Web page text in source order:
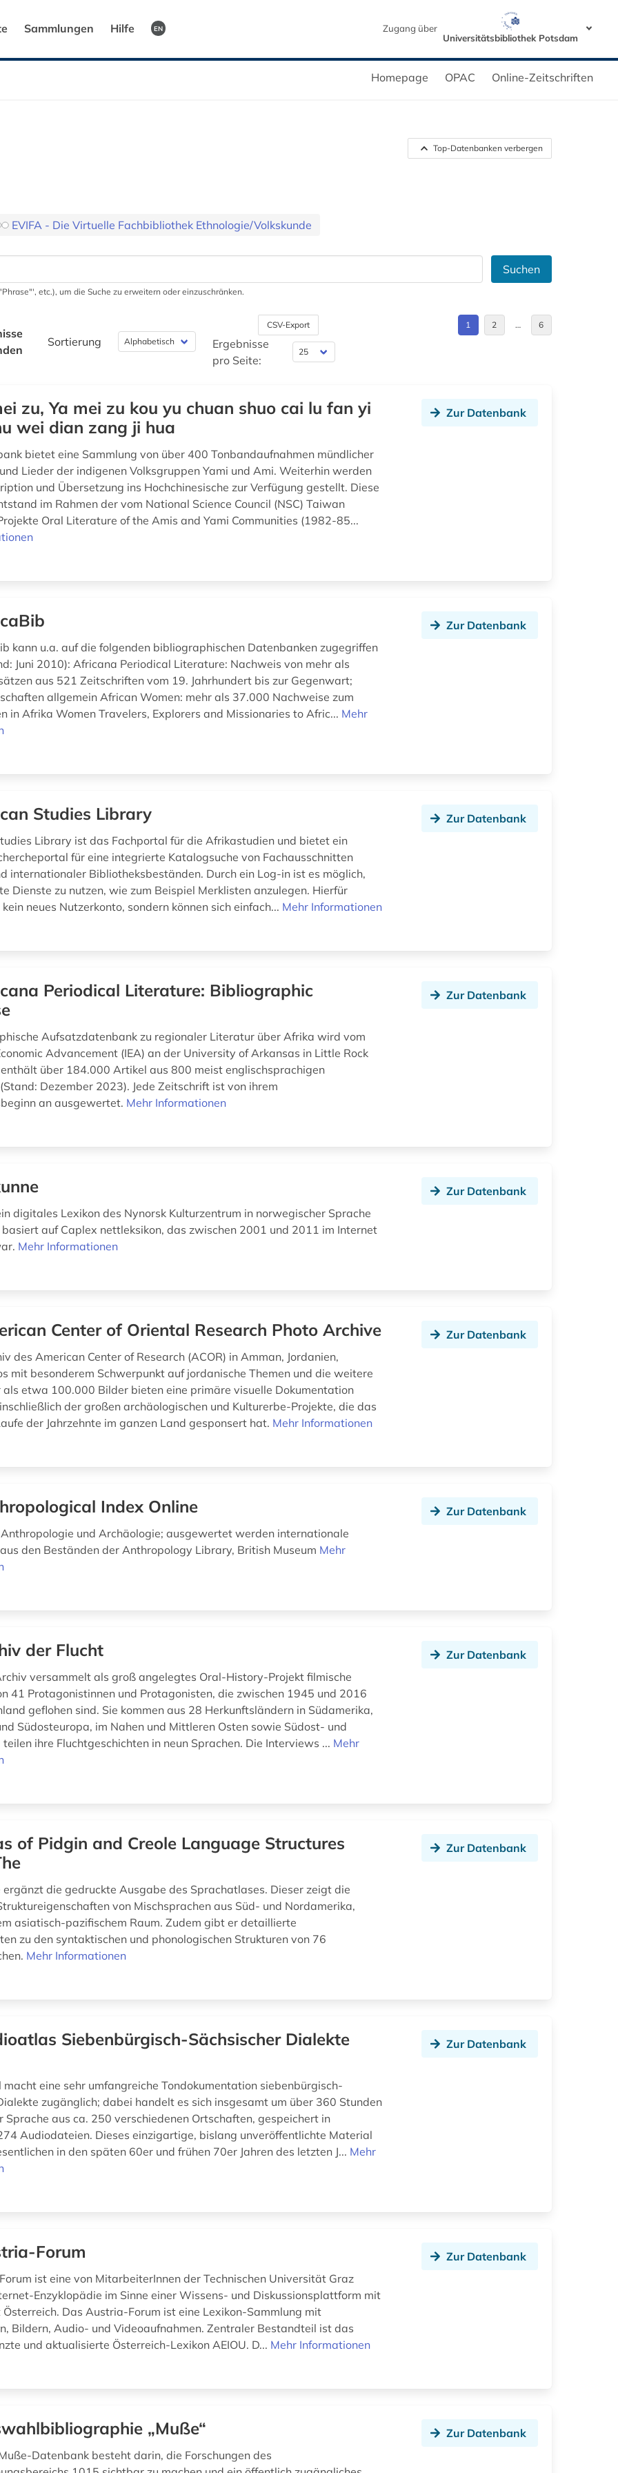
Sammlungen Hilfe EN
Zugang über
Universitätsbibliothek Potsdam
Homepage OPAC Online-Zeitschriften
Top-Datenbanken verbergen
EVIFA - Die Virtuelle Fachbibliothek Ethnologie/Volkskunde
Suchen
etc.), um die Suche zu erweitern oder einzuschränken.
Sortierung
CSV-Export
Ergebnisse
pro Seite:
1 2 … 6
zu, Ya mei zu kou yu chuan shuo cai lu fan yi
wei dian zang ji hua
bietet eine Sammlung von über 400 Tonbandaufnahmen mündlicher
Lieder der indigenen Volksgruppen Yami und Ami. Weiterhin werden
und Übersetzung ins Hochchinesische zur Verfügung gestellt. Diese
im Rahmen der vom National Science Council (NSC) Taiwan
Oral Literature of the Amis and Yami Communities (1982-85...
Zur Datenbank
kann u.a. auf die folgenden bibliographischen Datenbanken zugegriffen
Juni 2010): Africana Periodical Literature: Nachweis von mehr als
aus 521 Zeitschriften vom 19. Jahrhundert bis zur Gegenwart;
allgemein African Women: mehr als 37.000 Nachweise zum
in Afrika Women Travelers, Explorers and Missionaries to Afric... Mehr
Zur Datenbank
Studies Library
Library ist das Fachportal für die Afrikastudien und bietet ein
für eine integrierte Katalogsuche von Fachausschnitten
internationaler Bibliotheksbeständen. Durch ein Log-in ist es möglich,
Dienste zu nutzen, wie zum Beispiel Merklisten anzulegen. Hierfür
neues Nutzerkonto, sondern können sich einfach... Mehr Informationen
Zur Datenbank
Periodical Literature: Bibliographic
Aufsatzdatenbank zu regionaler Literatur über Afrika wird vom
Advancement (IEA) an der University of Arkansas in Little Rock
über 184.000 Artikel aus 800 meist englischsprachigen
Dezember 2023). Jede Zeitschrift ist von ihrem
an ausgewertet. Mehr Informationen
Zur Datenbank
digitales Lexikon des Nynorsk Kulturzentrum in norwegischer Sprache
basiert auf Caplex nettleksikon, das zwischen 2001 und 2011 im Internet
Mehr Informationen
Zur Datenbank
Center of Oriental Research Photo Archive
des American Center of Research (ACOR) in Amman, Jordanien,
mit besonderem Schwerpunkt auf jordanische Themen und die weitere
als etwa 100.000 Bilder bieten eine primäre visuelle Dokumentation
der großen archäologischen und Kulturerbe-Projekte, die das
der Jahrzehnte im ganzen Land gesponsert hat. Mehr Informationen
Zur Datenbank
Index Online
und Archäologie; ausgewertet werden internationale
den Beständen der Anthropology Library, British Museum Mehr
Zur Datenbank
der Flucht
versammelt als groß angelegtes Oral-History-Projekt filmische
41 Protagonistinnen und Protagonisten, die zwischen 1945 und 2016
geflohen sind. Sie kommen aus 28 Herkunftsländern in Südamerika,
Südosteuropa, im Nahen und Mittleren Osten sowie Südost- und
ihre Fluchtgeschichten in neun Sprachen. Die Interviews ... Mehr
Zur Datenbank
of Pidgin and Creole Language Structures
ergänzt die gedruckte Ausgabe des Sprachatlases. Dieser zeigt die
von Mischsprachen aus Süd- und Nordamerika,
asiatisch-pazifischem Raum. Zudem gibt er detaillierte
zu den syntaktischen und phonologischen Strukturen von 76
Mehr Informationen
Zur Datenbank
Siebenbürgisch-Sächsischer Dialekte
macht eine sehr umfangreiche Tondokumentation siebenbürgisch-
zugänglich; dabei handelt es sich insgesamt um über 360 Stunden
Sprache aus ca. 250 verschiedenen Ortschaften, gespeichert in
Audiodateien. Dieses einzigartige, bislang unveröffentlichte Material
in den späten 60er und frühen 70er Jahren des letzten J... Mehr
Zur Datenbank
Forum
ist eine von MitarbeiterInnen der Technischen Universität Graz
Enzyklopädie im Sinne einer Wissens- und Diskussionsplattform mit
Österreich. Das Austria-Forum ist eine Lexikon-Sammlung mit
Bildern, Audio- und Videoaufnahmen. Zentraler Bestandteil ist das
und aktualisierte Österreich-Lexikon AEIOU. D... Mehr Informationen
Zur Datenbank
„Muße“
Datenbank besteht darin, die Forschungen des
Zur Datenbank